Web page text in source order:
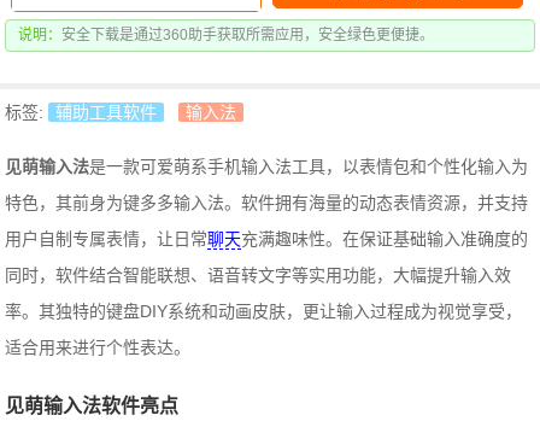
说明： 安全下载是通过360助手获取所需应用，安全绿色更便捷。
标签: 辅助工具软件 输入法
见萌输入法是一款可爱萌系手机输入法工具，以表情包和个性化输入为
特色，其前身为键多多输入法。软件拥有海量的动态表情资源，并支持
用户自制专属表情，让日常聊天充满趣味性。在保证基础输入准确度的
同时，软件结合智能联想、语音转文字等实用功能，大幅提升输入效
率。其独特的键盘DIY系统和动画皮肤，更让输入过程成为视觉享受，
适合用来进行个性表达。
见萌输入法软件亮点